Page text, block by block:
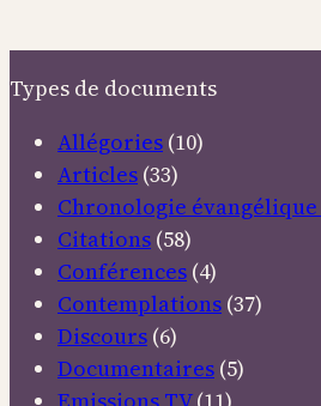
Types de documents
Allégories (10)
Articles (33)
Chronologie
Citations (58)
Conférences (4)
Contemplations (37)
Discours (6)
Documentaires (5)